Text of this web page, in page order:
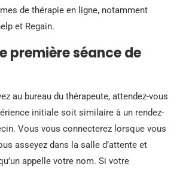
de thérapie en ligne, notamment
et Regain.
première séance de
au bureau du thérapeute, attendez-vous
initiale soit similaire à un rendez-
Vous vous connecterez lorsque vous
asseyez dans la salle d’attente et
appelle votre nom. Si votre